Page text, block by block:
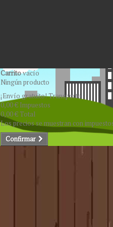
Carritovacío
Ningún producto
¡Envío gratuito!Transporte
0,00 € Impuestos
0,00 €Total
Los precios se muestran con
Confirmar